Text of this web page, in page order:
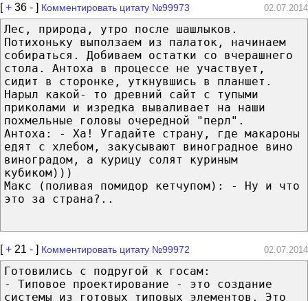
[+ 36 - ] Комментировать цитату №99973 02.07.2014
Лес, природа, утро после шашлыков.
Потихоньку выползаем из палаток, начинаем
собираться. Добиваем остатки со вчерашнего
стола. Антоха в процессе не участвует,
сидит в сторонке, уткнувшись в планшет.
Нарыл какой- то древний сайт с тупыми
приколами и изредка вываливает на наши
похмельные головы очередной "перл".
Антоха: - Ха! Угадайте страну, где макароны
едят с хлебом, закусывают виноградное вино
виноградом, а курицу солят куриным
кубиком)))
Макс (поливая помидор кетчупом): - Ну и что
это за страна?..
[+ 21 - ] Комментировать цитату №99972 02.07.2014
Готовились с подругой к госам:
- Типовое проектирование - это создание
системы из готовых типовых элементов. Это